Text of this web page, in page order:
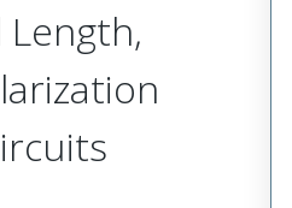
Length,